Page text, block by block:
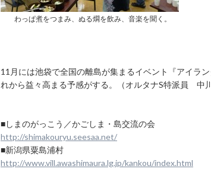
わっぱ煮をつまみ、ぬる燗を飲み、音楽を聞く。
11月には池袋で全国の離島が集まるイベント『アイラ
れから益々高まる予感がする。（オルタナS特派員 中川
■しまのがっこう／かごしま・島交流の会
http://shimakouryu.seesaa.net/
■新潟県粟島浦村
http://www.vill.awashimaura.lg.jp/kankou/index.html